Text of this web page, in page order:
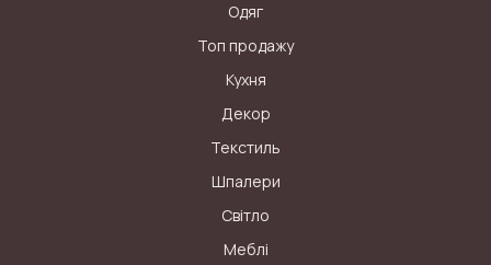
Одяг
Топ продажу
Кухня
Декор
Текстиль
Шпалери
Світло
Меблі